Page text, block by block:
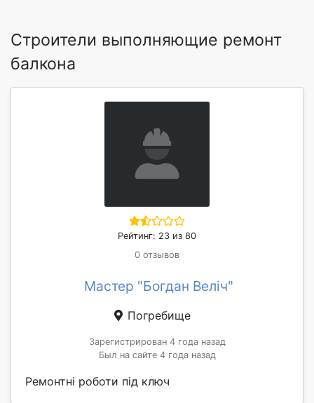
Строители выполняющие ремонт
балкона
Рейтинг: 23 из 80
0 отзывов
Мастер "Богдан Веліч"
Погребище
Зарегистрирован 4 года назад
Был на сайте 4 года назад
Ремонтні роботи під ключ